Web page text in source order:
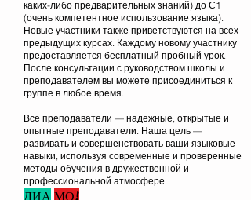
каких-либо предварительных знаний) до С1
(очень компетентное использование языка).
Новые участники также приветствуются на всех
предыдущих курсах. Каждому новому участнику
предоставляется бесплатный пробный урок.
После консультации с руководством школы и
преподавателем вы можете присоединиться к
группе в любое время.
Все преподаватели — надежные, открытые и
опытные преподаватели. Наша цель —
развивать и совершенствовать ваши языковые
навыки, используя современные и проверенные
методы обучения в дружественной и
профессиональной атмосфере.
ДИАМО!